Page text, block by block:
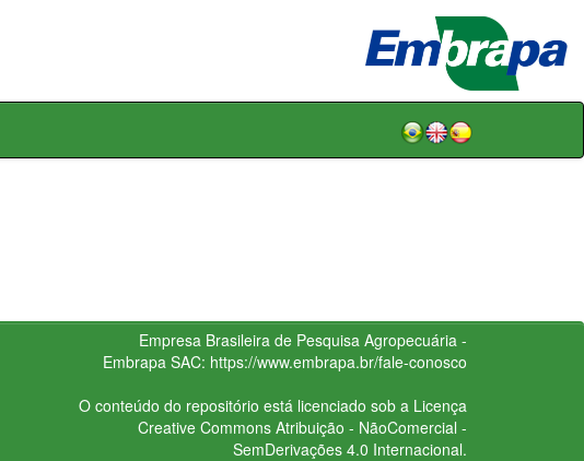
Empresa Brasileira de Pesquisa Agropecuária -
Embrapa SAC: https://www.embrapa.br/fale-conosco
O conteúdo do repositório está licenciado sob a Licença
Creative CommonsAtribuição - NãoComercial -
SemDerivações 4.0 Internacional.